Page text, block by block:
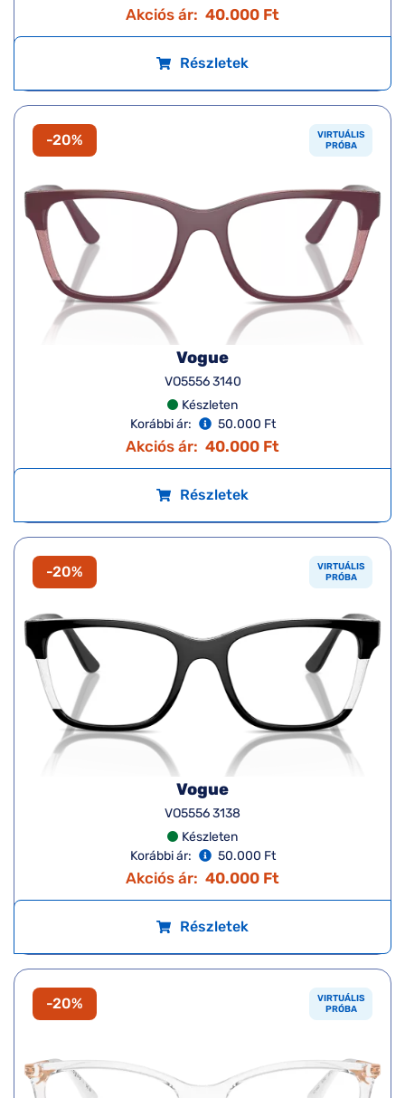
Akciós ár: 40.000 Ft
Részletek
-20%
VIRTUÁLIS
PRÓBA
Vogue
VO5556 3140
Készleten
Korábbi ár:
50.000 Ft
Akciós ár: 40.000 Ft
Részletek
-20%
VIRTUÁLIS
PRÓBA
Vogue
VO5556 3138
Készleten
Korábbi ár:
50.000 Ft
Akciós ár: 40.000 Ft
Részletek
-20%
VIRTUÁLIS
PRÓBA